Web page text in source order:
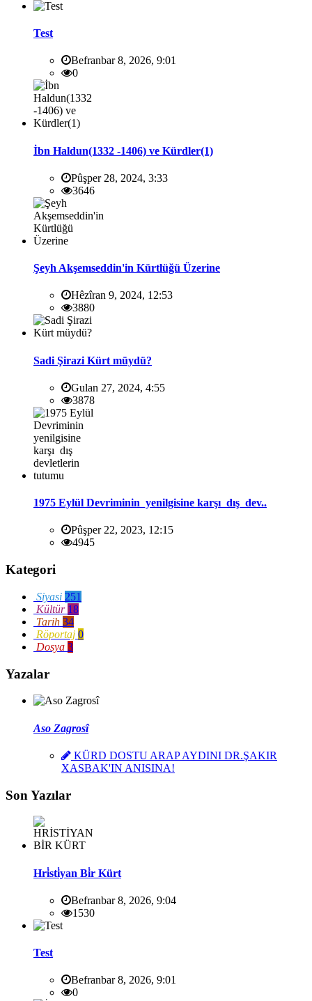
Test
Befranbar 8, 2026, 9:01
0
İbn Haldun(1332 -1406) ve Kürdler(1)
Pûşper 28, 2024, 3:33
3646
Şeyh Akşemseddin'in Kürtlüğü Üzerine
Hêzîran 9, 2024, 12:53
3880
Sadi Şirazi Kürt müydü?
Gulan 27, 2024, 4:55
3878
1975 Eylül Devriminin yenilgisine karşı dış dev..
Pûşper 22, 2023, 12:15
4945
Kategori
Siyasi 251
Kültür 18
Tarih 34
Röportaj 0
Dosya 3
Yazalar
Aso Zagrosî
KÜRD DOSTU ARAP AYDINI DR.ŞAKIR
XASBAK'IN ANISINA!
Son Yazılar
Hri̇sti̇yan Bi̇r Kürt
Befranbar 8, 2026, 9:04
1530
Test
Befranbar 8, 2026, 9:01
0